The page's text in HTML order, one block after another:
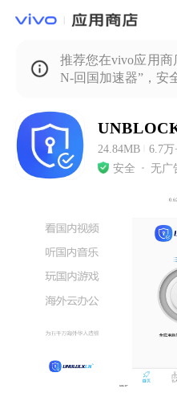
推荐您在vivo应用
N-回国加速器”，安
24.84MB
6.7万
安全
无广